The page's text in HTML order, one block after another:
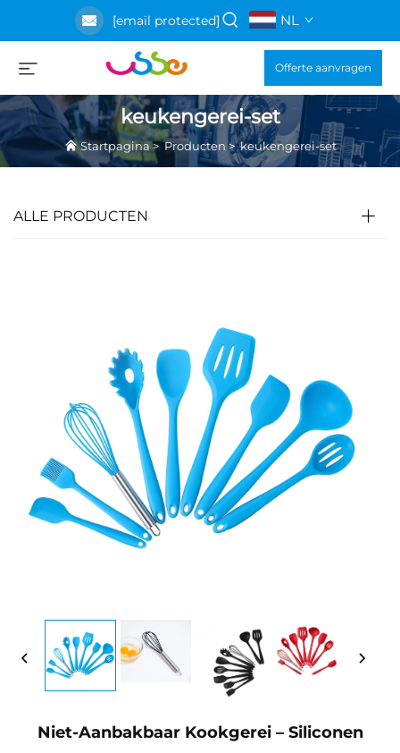
[email protected] NL
Offerte aanvragen
keukengerei-set
Startpagina>Producten>keukengerei-set
ALLE PRODUCTEN
Niet-Aanbakbaar Kookgerei – Siliconen